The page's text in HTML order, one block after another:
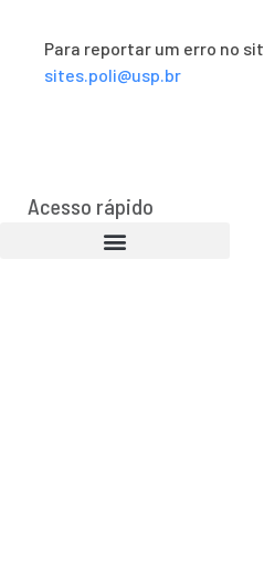
Para reportar um erro no
sites.poli@usp.br
Acesso rápido